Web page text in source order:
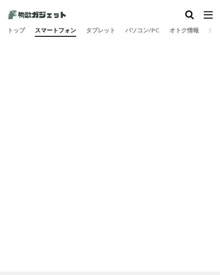
トップ スマートフォン タブレット パソコン/PC オトク情報 旅